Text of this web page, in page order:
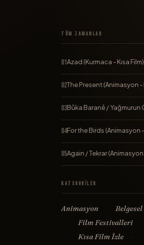
Tüm Zamanlar
Azad (Kurmaca - Kısa Film)
The Present (Animasyon -
Bûka Baranê / Yağmurun
For the Birds (Animasyon -
Again / Tekrar (Animasyon
Kategoriler
Animasyon · Belgesel
· Film Festivalleri ·
· Kısa Film İzle ·